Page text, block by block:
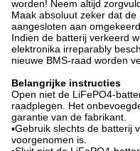
worden! Neem altijd
Maak absoluut zeker dat
aangesloten aan
Indien de batterij verkeerd
elektronika irreparably
nieuwe BMS-raad worden
Belangrijke instructies
Open niet de LiFePO4-
raadplegen. Het
garantie van de fabrikant.
▪Gebruik slechts de batterij
voorgenomen is.